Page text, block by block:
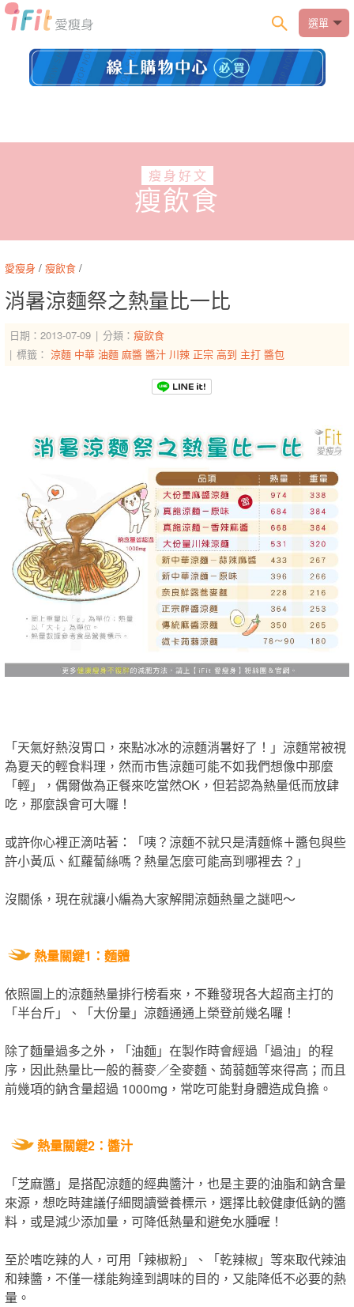
選單
瘦身好文
瘦飲食
愛瘦身 / 瘦飲食 /
消暑涼麵祭之熱量比一比
日期：2013-07-09 分類： 瘦飲食
標籤： 涼麵 中華 油麵 麻醬 醬汁 川辣 正宗 高到 主打 醬包
「天氣好熱沒胃口，來點冰冰的涼麵消暑好了！」涼麵常被視
為夏天的輕食料理，然而市售涼麵可能不如我們想像中那麼
「輕」，偶爾做為正餐來吃當然OK，但若認為熱量低而放肆
吃，那麼誤會可大囉！
或許你心裡正滴咕著：「咦？涼麵不就只是清麵條＋醬包與些
許小黃瓜、紅蘿蔔絲嗎？熱量怎麼可能高到哪裡去？」
沒關係，現在就讓小編為大家解開涼麵熱量之謎吧～
熱量關鍵1：麵體
依照圖上的涼麵熱量排行榜看來，不難發現各大超商主打的
「半台斤」、「大份量」涼麵通通上榮登前幾名囉！
除了麵量過多之外，「油麵」在製作時會經過「過油」的程
序，因此熱量比一般的蕎麥／全麥麵、蒟蒻麵等來得高；而且
前幾項的鈉含量超過 1000mg，常吃可能對身體造成負擔。
熱量關鍵2：醬汁
「芝麻醬」是搭配涼麵的經典醬汁，也是主要的油脂和鈉含量
來源，想吃時建議仔細閱讀營養標示，選擇比較健康低鈉的醬
料，或是減少添加量，可降低熱量和避免水腫喔！
至於嗜吃辣的人，可用「辣椒粉」、「乾辣椒」等來取代辣油
和辣醬，不僅一樣能夠達到調味的目的，又能降低不必要的熱
量。